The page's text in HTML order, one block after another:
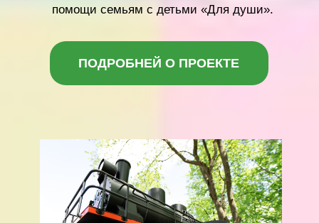
ПОДРОБНЕЙ О ПРОЕКТЕ
качественной, современной, наполненной
большим количеством иллюстраций книги,
призванной привлечь внимание
общественности к важности участия
современной молодежи, повысить уровень
патриотического воспитания и укрепить
связь между поколениями россиян.